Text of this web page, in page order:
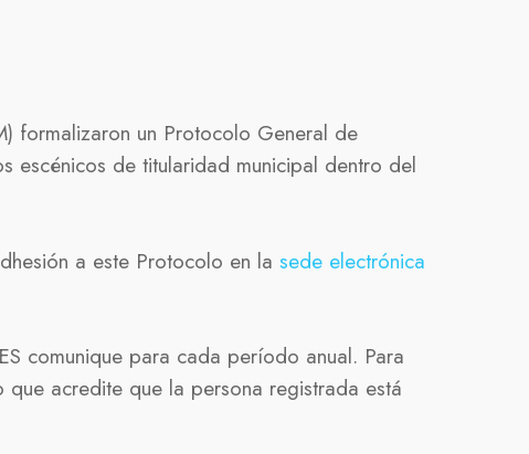
formalizaron un Protocolo General de
escénicos de titularidad municipal dentro del
a este Protocolo en lasede electrónica
comunique para cada período anual. Para
acredite que la persona registrada está